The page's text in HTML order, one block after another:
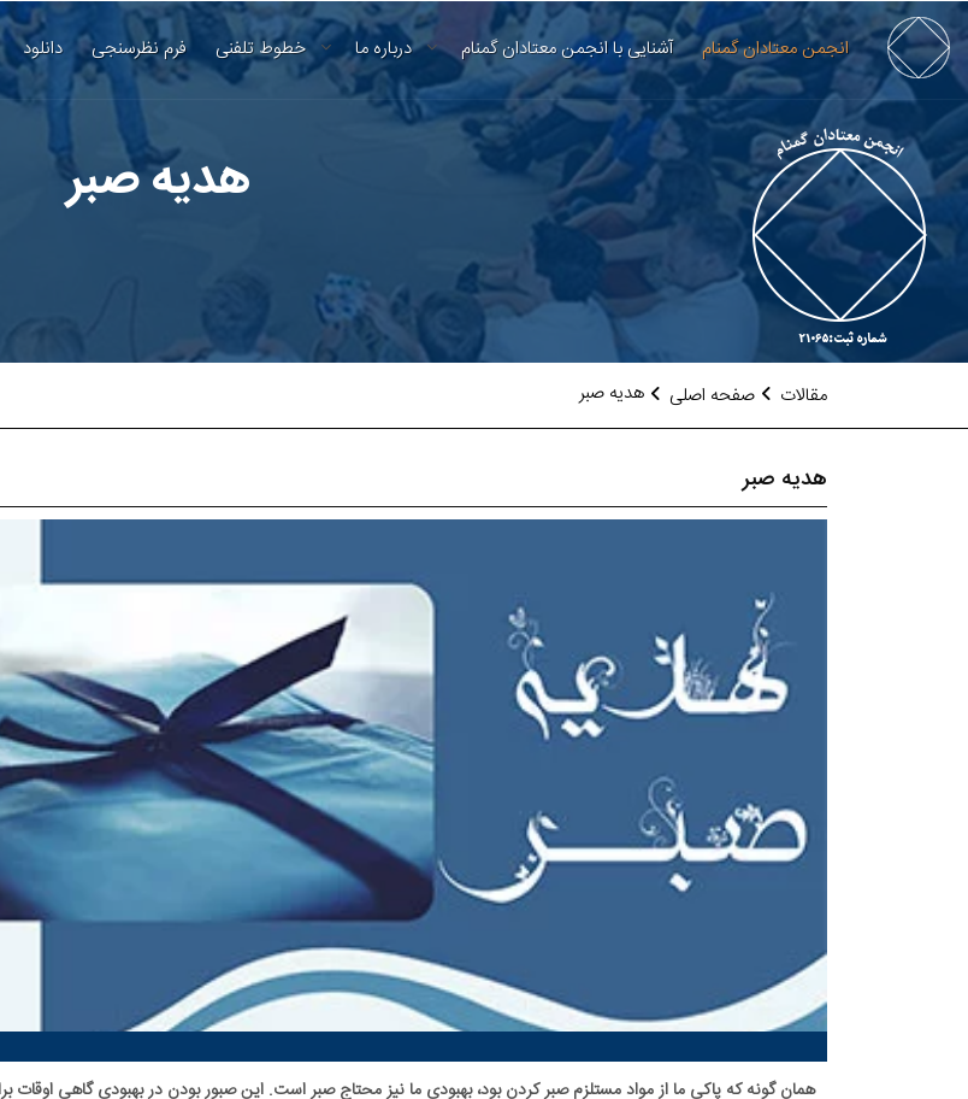
انجمن معتادان گمنام آشنایی با انجمن معتادان گمنام درباره ما خطوط تلفنی فرم نظرسنجی دانلود
هدیه صبر
مقالات صفحه اصلی هدیه صبر
هدیه صبر
همان گونه که پاکی ما از مواد مستلزم صبر کردن بود، بهبودی ما نیز محتاج صبر است. این صبور بودن در بهبودی گاهی اوقات